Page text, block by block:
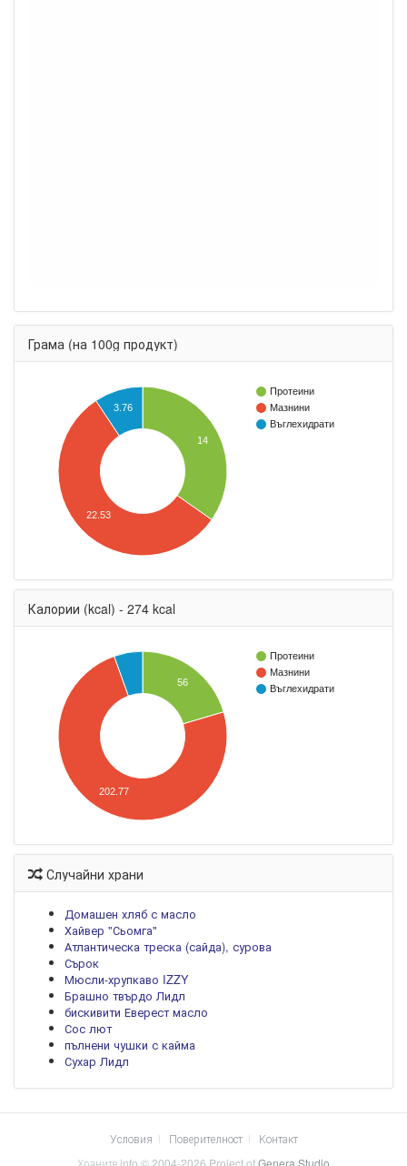
Грама (на 100g продукт)
Протеини
Мазнини
Въглехидрати
14
3.76
22.53
Калории (kcal) - 274 kcal
Протеини
Мазнини
Въглехидрати
56
202.77
Случайни храни
Домашен хляб с масло
Хайвер "Сьомга"
Атлантическа треска (сайда), сурова
Сърок
Мюсли-хрупкаво IZZY
Брашно твърдо Лидл
бискивити Еверест масло
Сос лют
пълнени чушки с кайма
Сухар Лидл
Условия Поверителност
Контакт
Храните.info © 2004-2026 Project ofGenera Studio